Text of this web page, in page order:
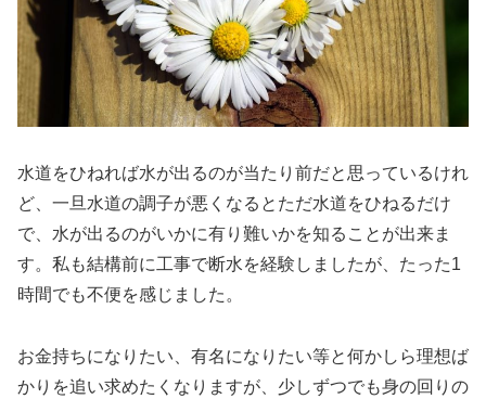
水道をひねれば水が出るのが当たり前だと思っているけれ
ど、一旦水道の調子が悪くなるとただ水道をひねるだけ
で、水が出るのがいかに有り難いかを知ることが出来ま
す。私も結構前に工事で断水を経験しましたが、たった1
時間でも不便を感じました。
お金持ちになりたい、有名になりたい等と何かしら理想ば
かりを追い求めたくなりますが、少しずつでも身の回りの